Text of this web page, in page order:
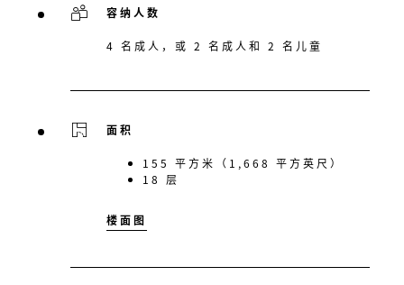
容纳人数
4 名成人，或 2 名成人和 2 名儿童
面积
155 平方米（1,668 平方英尺）
18 层
楼面图